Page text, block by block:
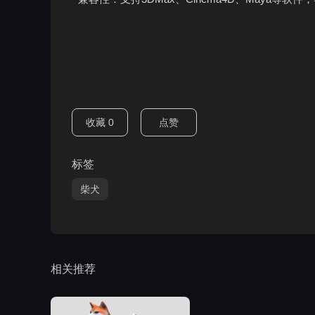
收藏 0 点赞
标签
柴犬
相关推荐